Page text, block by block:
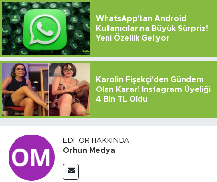
WhatsApp'tan Android
Kullanıcılarına Büyük Sürpriz!
Yeni Özellik Geliyor
Karolin Fişekçi'den Gündem
Olan Karar! Instagram Üyeliği
4 Bin TL Oldu
EDITÖR HAKKINDA
Orhun Medya